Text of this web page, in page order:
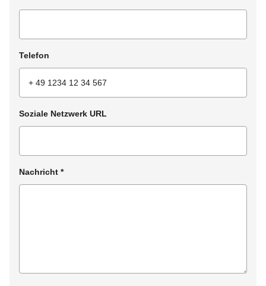
Telefon
Soziale Netzwerk URL
Nachricht *